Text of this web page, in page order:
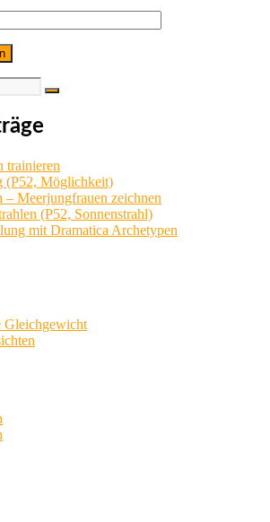
trainieren
(P52, Möglichkeit)
– Meerjungfrauen zeichnen
(P52, Sonnenstrahl)
mit Dramatica Archetypen
Gleichgewicht